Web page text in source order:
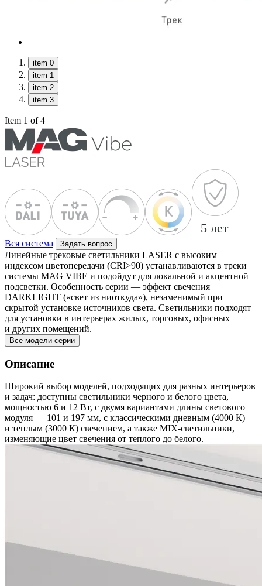
item 0
item 1
item 2
item 3
Item 1 of 4
Вся система Задать вопрос
Линейные трековые светильники LASER с высоким
индексом цветопередачи (CRI>90) устанавливаются в треки
системы MAG VIBE и подойдут для локальной и акцентной
подсветки. Особенность серии — эффект свечения
DARKLIGHT («свет из ниоткуда»), незаменимый при
скрытой установке источников света. Светильники подходят
для установки в интерьерах жилых, торговых, офисных
и других помещений.
Все модели серии
Описание
Широкий выбор моделей, подходящих для разных интерьеров
и задач: доступны светильники черного и белого цвета,
мощностью 6 и 12 Вт, с двумя вариантами длины светового
модуля — 101 и 197 мм, с классическими дневным (4000 К)
и теплым (3000 К) свечением, а также MIX-светильники,
изменяющие цвет свечения от теплого до белого.